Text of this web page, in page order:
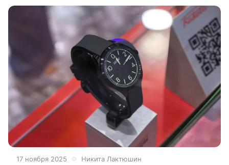
17 ноября 2025 Никита Лактюшин